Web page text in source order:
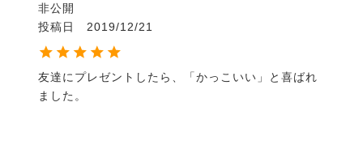
非公開
投稿日
2019/12/21
友達にプレゼントしたら、「かっこいい」と喜ばれ
ました。